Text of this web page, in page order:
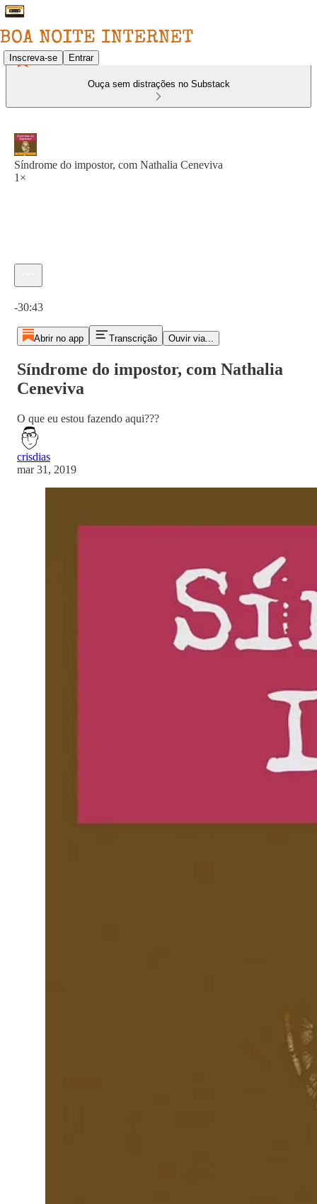
Inscreva-se Entrar
Ouça sem distrações no Substack
Síndrome do impostor, com Nathalia Ceneviva
1×
-30:43
Abrir no app Transcrição Ouvir via...
Síndrome do impostor, com Nathalia
Ceneviva
O que eu estou fazendo aqui???
crisdias
mar 31, 2019